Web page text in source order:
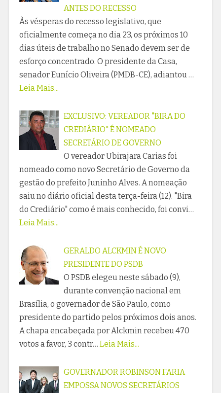
ANTES DO RECESSO
Às vésperas do recesso legislativo, que
oficialmente começa no dia 23, os próximos 10
dias úteis de trabalho no Senado devem ser de
esforço concentrado. O presidente da Casa,
senador Eunício Oliveira (PMDB-CE), adiantou …
Leia Mais...
EXCLUSIVO: VEREADOR "BIRA DO
CREDIÁRIO" É NOMEADO
SECRETÁRIO DE GOVERNO
O vereador Ubirajara Carias foi
nomeado como novo Secretário de Governo da
gestão do prefeito Juninho Alves. A nomeação
saiu no diário oficial desta terça-feira (12). "Bira
do Crediário" como é mais conhecido, foi convi…
Leia Mais...
GERALDO ALCKMIN É NOVO
PRESIDENTE DO PSDB
O PSDB elegeu neste sábado (9),
durante convenção nacional em
Brasília, o governador de São Paulo, como
presidente do partido pelos próximos dois anos.
A chapa encabeçada por Alckmin recebeu 470
votos a favor, 3 contr… Leia Mais...
GOVERNADOR ROBINSON FARIA
EMPOSSA NOVOS SECRETÁRIOS